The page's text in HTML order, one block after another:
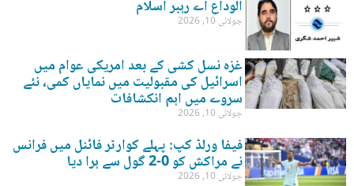
الوداع اے رہبر اسلام
جولائی 10, 2026
غزہ نسل کشی کے بعد امریکی عوام میں
اسرائیل کی مقبولیت میں نمایاں کمی، نئے
سروے میں اہم انکشافات
جولائی 10, 2026
فیفا ورلڈ کپ: پہلے کوارٹر فائنل میں فرانس
نے مراکش کو 0-2 گول سے ہرا دیا
جولائی 10, 2026